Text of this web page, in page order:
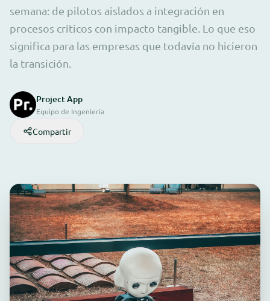
semana: de pilotos aislados a integración en
procesos críticos con impacto tangible. Lo que eso
significa para las empresas que todavía no hicieron
la transición.
Project App
Equipo de Ingeniería
Compartir